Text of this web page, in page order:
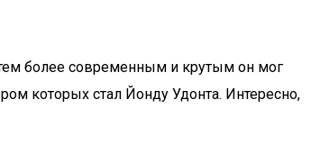
более современным и крутым он мог
которых стал Йонду Удонта. Интересно,